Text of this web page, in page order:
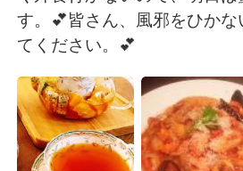
ไทย Italiano
Türkçe
Português
す。💕皆さん、風邪をひか
てください。💕